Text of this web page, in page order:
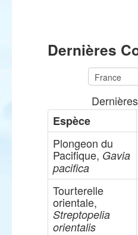
Dernières
Espèce
Plongeon du
Pacifique, Gavia
pacifica
Tourterelle
orientale,
Streptopelia
orientalis